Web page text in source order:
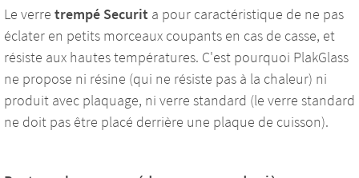
Le verre trempé Securit a pour caractéristique de ne pas
éclater en petits morceaux coupants en cas de casse, et
résiste aux hautes températures. C'est pourquoi PlakGlass
ne propose ni résine (qui ne résiste pas à la chaleur) ni
produit avec plaquage, ni verre standard (le verre standard
ne doit pas être placé derrière une plaque de cuisson).